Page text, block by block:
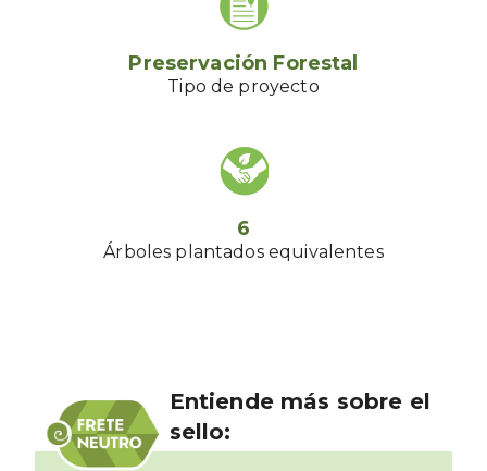
Preservación Forestal
Tipo de proyecto
6
Árboles plantados equivalentes
Entiende más sobre el
sello: